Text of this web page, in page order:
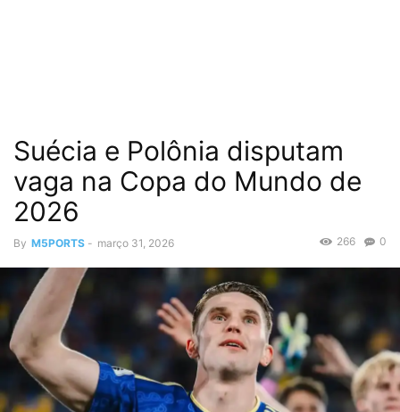
Suécia e Polônia disputam
vaga na Copa do Mundo de
2026
By M5PORTS - março 31, 2026 0
266